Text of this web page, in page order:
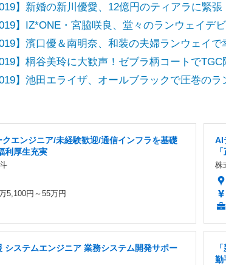
】新婚の新川優愛、12億円のティアラに緊張
】IZ*ONE・宮脇咲良、堂々のランウェイデ
】濱口優＆南明奈、和装の夫婦ランウェイで
】桐谷美玲に大歓声！ゼブラ柄コートでTGC
】池田エライザ、オールブラックで圧巻のラ
クエンジニア/未経験歓迎/通信インフラを基礎
利厚生充実
5,100円～55万円
AI
株
システムエンジニア 業務システム開発サポー
勤